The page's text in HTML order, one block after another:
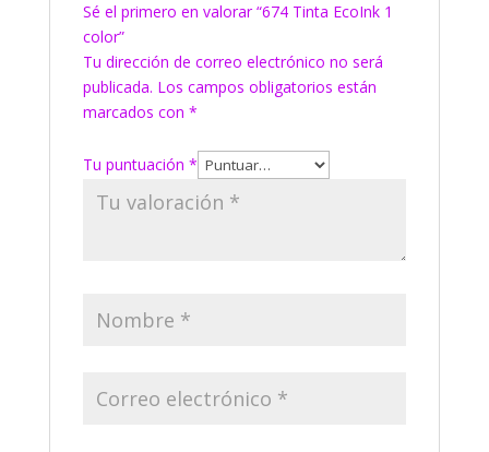
Sé el primero en valorar “674 Tinta EcoInk 1
color”
Tu dirección de correo electrónico no será
publicada. Los campos obligatorios están
marcados con *
Tu puntuación *